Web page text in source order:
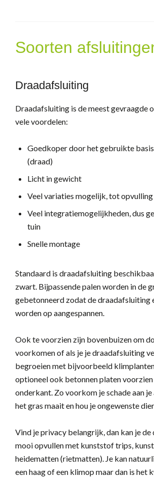
Soorten
Draadafsluiting
Draadafsluiting is de meest gevraagde
vele voordelen:
Goedkoper door het gebruikte
(draad)
Licht in gewicht
Veel variaties mogelijk, tot
Veel integratiemogelijkheden, dus
tuin
Snelle montage
Standaard is draadafsluiting
zwart. Bijpassende palen worden in de
gebetonneerd zodat de draadafsluiting
worden op aangespannen.
Ook te voorzien zijn bovenbuizen om
voorkomen of als je je draadafsluiting
begroeien met bijvoorbeeld
optioneel ook betonnen platen voorzien
onderkant. Zo voorkom je schade aan
het gras maait en hou je ongewenste
Vind je privacy belangrijk, dan kan je
mooi opvullen met kunststof trips,
heidematten (rietmatten). Je kan
een haag of een klimop maar dan is het